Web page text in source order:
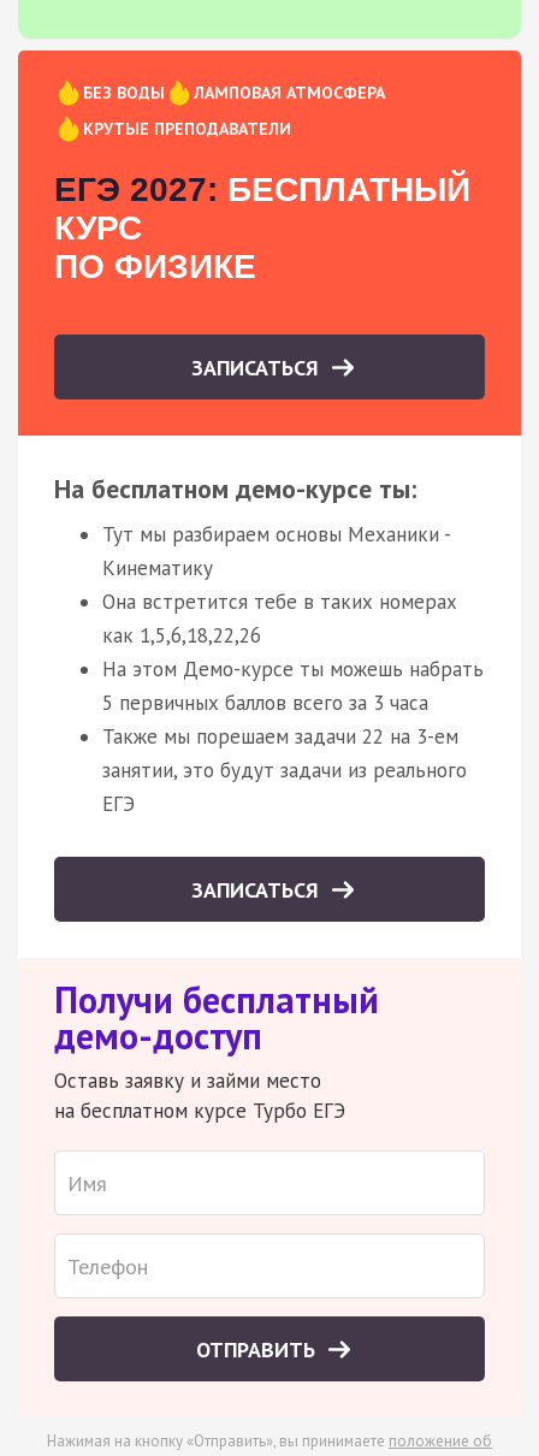
БЕЗ ВОДЫ
ЛАМПОВАЯ АТМОСФЕРА
КРУТЫЕ ПРЕПОДАВАТЕЛИ
ЕГЭ 2027: БЕСПЛАТНЫЙ
КУРС
ПО ФИЗИКЕ
ЗАПИСАТЬСЯ
На бесплатном демо-курсе ты:
Тут мы разбираем основы Механики -
Кинематику
Она встретится тебе в таких номерах
как 1,5,6,18,22,26
На этом Демо-курсе ты можешь набрать
5 первичных баллов всего за 3 часа
Также мы порешаем задачи 22 на 3-ем
занятии, это будут задачи из реального
ЕГЭ
ЗАПИСАТЬСЯ
Получи бесплатный
демо-доступ
Оставь заявку и займи место
на бесплатном курсе Турбо ЕГЭ
ОТПРАВИТЬ
Нажимая на кнопку «Отправить», вы принимаете положение об